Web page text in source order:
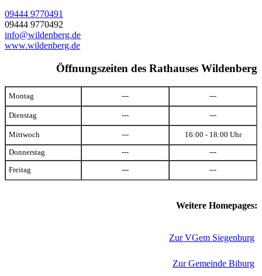
09444 9770491
09444 9770492
info@wildenberg.de
www.wildenberg.de
Öffnungszeiten des Rathauses Wildenberg
Montag --- ---
Dienstag --- ---
Mittwoch --- 16:00 - 18:00 Uhr
Donnerstag --- ---
Freitag --- ---
Weitere Homepages:
Zur VGem Siegenburg
Zur Gemeinde Biburg